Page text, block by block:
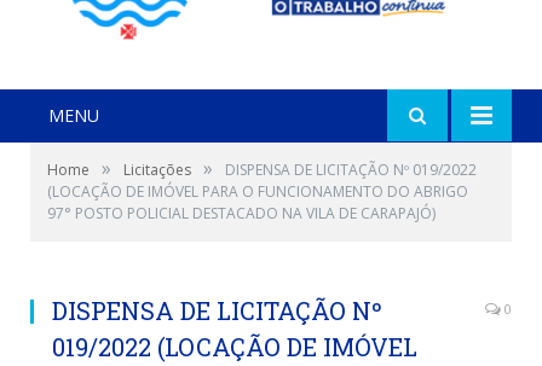
MENU
Home » Licitações »
DISPENSA DE LICITAÇÃO Nº 019/2022
(LOCAÇÃO DE IMÓVEL PARA O FUNCIONAMENTO DO ABRIGO
97° POSTO POLICIAL DESTACADO NA VILA DE CARAPAJÓ)
DISPENSA DE LICITAÇÃO Nº
019/2022 (LOCAÇÃO DE IMÓVEL
0